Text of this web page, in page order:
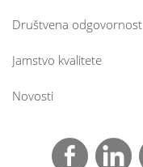
Društvena odgovornost
Jamstvo kvalitete
Novosti